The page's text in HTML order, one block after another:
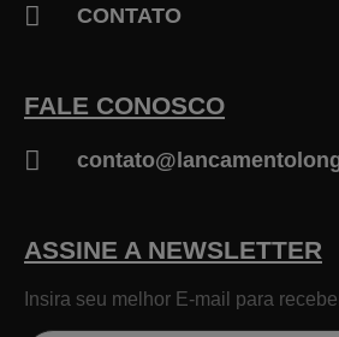
CONTATO
FALE CONOSCO
ASSINE A NEWSLETTER
Insira seu melhor E-mail para